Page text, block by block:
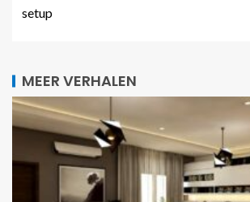
setup
MEER VERHALEN